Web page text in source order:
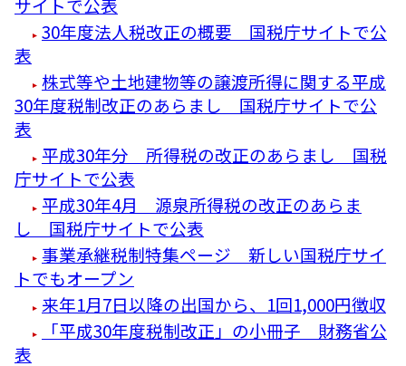
30年度法人税改正の概要 国税庁サイトで公
表
株式等や土地建物等の譲渡所得に関する平成
30年度税制改正のあらまし 国税庁サイトで公
表
平成30年分 所得税の改正のあらまし 国税
庁サイトで公表
平成30年4月 源泉所得税の改正のあらま
し 国税庁サイトで公表
事業承継税制特集ページ 新しい国税庁サイ
トでもオープン
来年1月7日以降の出国から、1回1,000円徴収
「平成30年度税制改正」の小冊子 財務省公
表